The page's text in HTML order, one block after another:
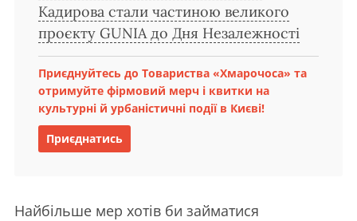
Кадирова стали частиною великого
проєкту GUNIA до Дня Незалежності
Приєднуйтесь до Товариства «Хмарочоса» та
отримуйте фірмовий мерч і квитки на
культурні й урбаністичні події в Києві!
Приєднатись
Найбільше мер хотів би займатися